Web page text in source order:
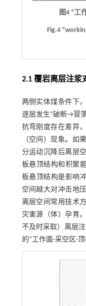
图4 “工
Fig.4
2.1 覆岩离层注浆
两侧实体煤条件下
逐层发生“破断→冒
抗弯刚度存在差异
（空间）现象。如
分运动沉降后离层
板悬顶结构和积聚
板悬顶结构是影响
空间越大对冲击地
离层空间常用技术
灾害源（体）孕育
不及时采取）离层
的“工作面-采空区-